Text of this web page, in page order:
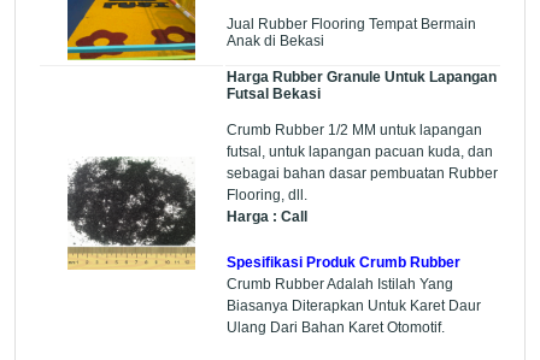
Jual Rubber Flooring Tempat Bermain
Anak di Bekasi
Harga Rubber Granule Untuk Lapangan
Futsal Bekasi
Crumb Rubber 1/2 MM untuk lapangan
futsal, untuk lapangan pacuan kuda, dan
sebagai bahan dasar pembuatan Rubber
Flooring, dll.
Harga : Call
Spesifikasi Produk Crumb Rubber
Crumb Rubber Adalah Istilah Yang
Biasanya Diterapkan Untuk Karet Daur
Ulang Dari Bahan Karet Otomotif.